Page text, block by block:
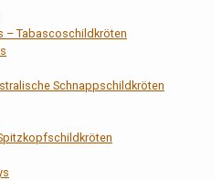
– Tabascoschildkröten
Schnappschildkröten